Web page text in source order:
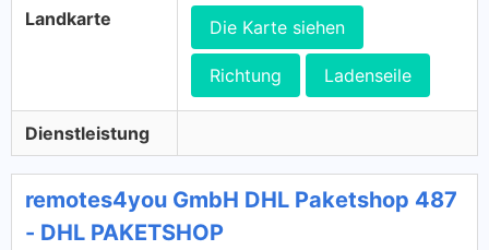
Landkarte Die Karte siehen
Richtung Ladenseile
Dienstleistung
remotes4you GmbH DHL Paketshop 487
- DHL PAKETSHOP